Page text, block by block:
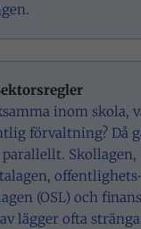
inom skola,
förvaltning? Då
Skollagen,
(OSL) och
lägger ofta